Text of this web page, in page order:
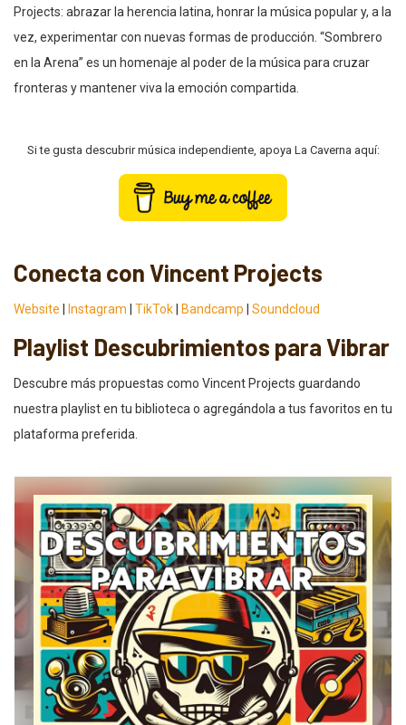
Projects: abrazar la herencia latina, honrar la música popular y, a la
vez, experimentar con nuevas formas de producción. “Sombrero
en la Arena” es un homenaje al poder de la música para cruzar
fronteras y mantener viva la emoción compartida.
Si te gusta descubrir música independiente, apoya La Caverna aquí:
Conecta con Vincent Projects
Website Instagram TikTok Bandcamp Soundcloud
Playlist Descubrimientos para Vibrar
Descubre más propuestas como Vincent Projects guardando
nuestra playlist en tu biblioteca o agregándola a tus favoritos en tu
plataforma preferida.